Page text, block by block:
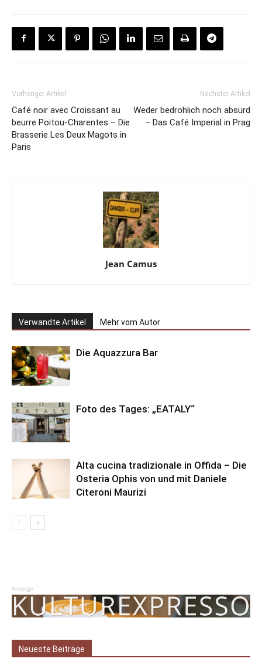
Vorheriger Artikel
Café noir avec Croissant au
beurre Poitou-Charentes – Die
Brasserie Les Deux Magots in
Paris
Nächster Artikel
Weder bedrohlich noch absurd
– Das Café Imperial in Prag
Jean Camus
Verwandte Artikel Mehr vom Autor
Die Aquazzura Bar
Foto des Tages: „EATALY“
Alta cucina tradizionale in Offida – Die
Osteria Ophis von und mit Daniele
Citeroni Maurizi
Anzeige
Neueste Beiträge